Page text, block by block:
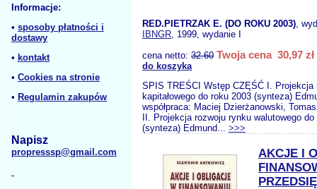
Informacje:
• sposoby płatności i
dostawy
• kontakt
• Cookies na stronie
• Regulamin zakupów
Napisz
propresssp@gmail.com
RED.PIETRZAK E. (DO ROKU 2003),
IBNGR, 1999, wydanie I
cena netto: 32.60 Twoja cena 30,97 zł
do koszyka
SPIS TREŚCI Wstęp CZĘŚĆ I. Projekcja
kapitałowego do roku 2003 (synteza)
współpraca: Maciej Dzierżanowski,
II. Projekcja rozwoju rynku walutowego
(synteza) Edmund... >>>
AKCJE I